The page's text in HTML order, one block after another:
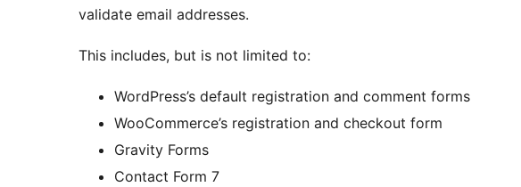
validate email addresses.
This includes, but is not limited to:
WordPress’s default registration and comment forms
WooCommerce’s registration and checkout form
Gravity Forms
Contact Form 7